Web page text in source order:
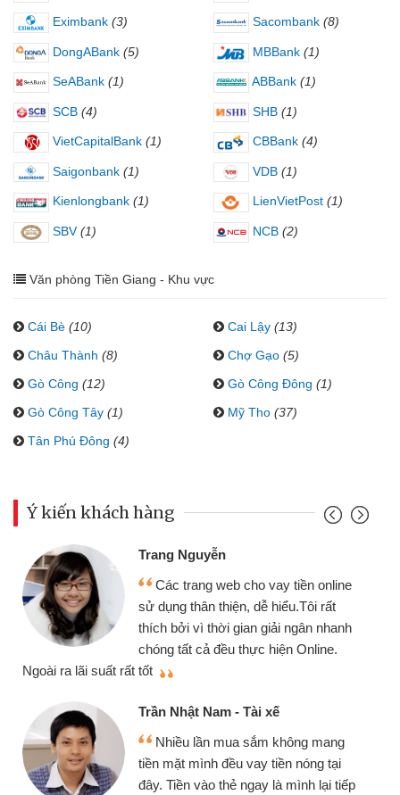
Eximbank (3) Sacombank (8)
DongABank (5) MBBank (1)
SeABank (1) ABBank (1)
SCB (4) SHB (1)
VietCapitalBank (1) CBBank (4)
Saigonbank (1) VDB (1)
Kienlongbank (1) LienVietPost (1)
SBV (1) NCB (2)
Văn phòng Tiền Giang - Khu vực
Cái Bè (10) Cai Lậy (13)
Châu Thành (8) Chợ Gạo (5)
Gò Công (12) Gò Công Đông (1)
Gò Công Tây (1) Mỹ Tho (37)
Tân Phú Đông (4)
Ý kiến khách hàng
Trang Nguyễn
Các trang web cho vay tiền online
sử dụng thân thiện, dễ hiểu.Tôi rất
thích bởi vì thời gian giải ngân nhanh
chóng tất cả đều thực hiện Online.
Ngoài ra lãi suất rất tốt
Trần Nhật Nam - Tài xế
Nhiều lần mua sắm không mang
tiền mặt mình đều vay tiền nóng tại
đây. Tiền vào thẻ ngay là mình lại tiếp